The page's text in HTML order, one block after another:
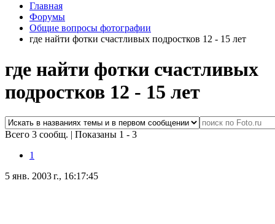
Главная
Форумы
Общие вопросы фотографии
где найти фотки счастливых подростков 12 - 15 лет
где найти фотки счастливых
подростков 12 - 15 лет
Всего 3 сообщ. | Показаны 1 - 3
1
5 янв. 2003 г., 16:17:45